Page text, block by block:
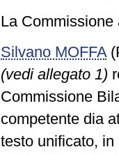
La Commissione
Silvano MOFFA
(vedi allegato 1)
Commissione
competente dia
testo unificato,